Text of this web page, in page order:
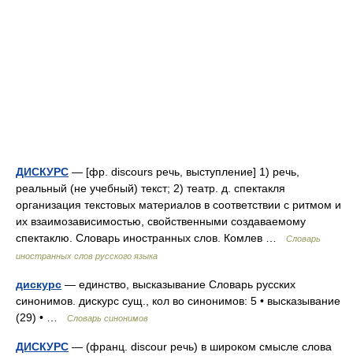
ДИСКУРС — [фр. discours речь, выступление] 1) речь,
реальный (не учебный) текст; 2) театр. д. спектакля
организация текстовых материалов в соответствии с ритмом и
их взаимозависимостью, свойственными создаваемому
спектаклю. Словарь иностранных слов. Комлев …
Словарь
иностранных слов русского языка
дискурс — единство, высказывание Словарь русских
синонимов. дискурс сущ., кол во синонимов: 5 • высказывание
(29) • …
Словарь синонимов
ДИСКУРС — (франц. discour речь) в широком смысле слова